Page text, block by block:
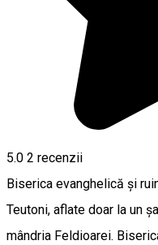
5.0 2 recenzii
Biserica evanghelică şi
Teutoni, aflate doar la un
mândria Feldioarei.